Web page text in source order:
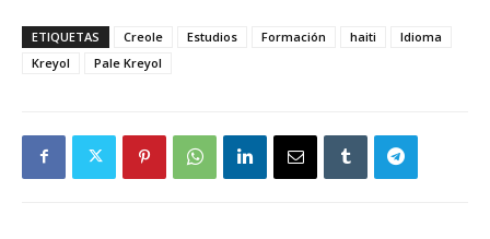
ETIQUETAS Creole Estudios Formación haiti
Idioma
Kreyol
Pale Kreyol